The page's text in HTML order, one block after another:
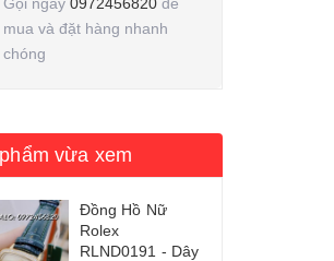
mua và đặt hàng nhanh
chóng
vừa xem
Đồng Hồ Nữ
Rolex
RLND0191 - Dây